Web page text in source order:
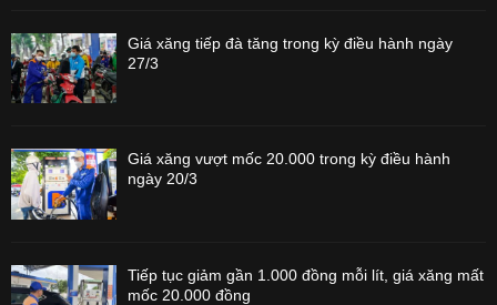
Giá xăng tiếp đà tăng trong kỳ điều hành ngày
27/3
Giá xăng vượt mốc 20.000 trong kỳ điều hành
ngày 20/3
Tiếp tục giảm gần 1.000 đồng mỗi lít, giá xăng mất
mốc 20.000 đồng